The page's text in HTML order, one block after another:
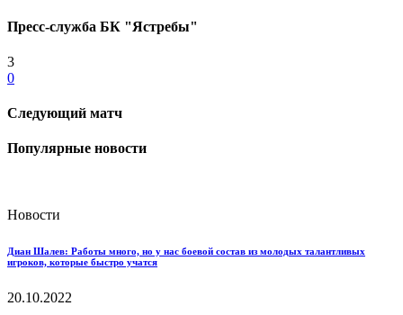
Пресс-служба БК "Ястребы"
3
0
Следующий матч
Популярные новости
Новости
Диан Шалев: Работы много, но у нас боевой состав из молодых талантливых
игроков, которые быстро учатся
20.10.2022